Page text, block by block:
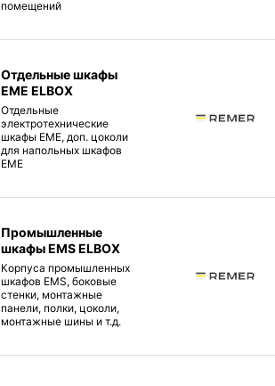
помещений
Отдельные шкафы
EME ELBOX
Отдельные
электротехнические
шкафы EME, доп. цоколи
для напольных шкафов
EME
Промышленные
шкафы EMS ELBOX
Корпуса промышленных
шкафов EMS, боковые
стенки, монтажные
панели, полки, цоколи,
монтажные шины и т.д.